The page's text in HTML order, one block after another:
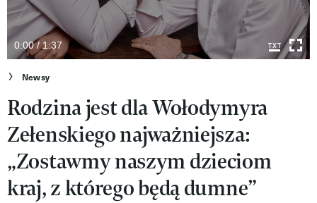
Styl życia
Kultura
Wideo
Nasze akcje
VIVA!ART
VIVA!MODA
VIVA!LIFESTYLE
0:00 / 1:37
Newsy
Rodzina jest dla Wołodymyra
Zełenskiego najważniejsza:
„Zostawmy naszym dzieciom
kraj, z którego będą dumne”